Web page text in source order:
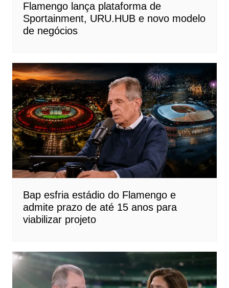
Flamengo lança plataforma de
Sportainment, URU.HUB e novo modelo
de negócios
Bap esfria estádio do Flamengo e
admite prazo de até 15 anos para
viabilizar projeto